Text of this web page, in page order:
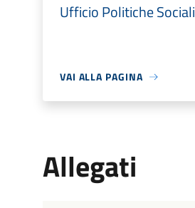
Ufficio Politiche Sociali
VAI ALLA PAGINA
Allegati